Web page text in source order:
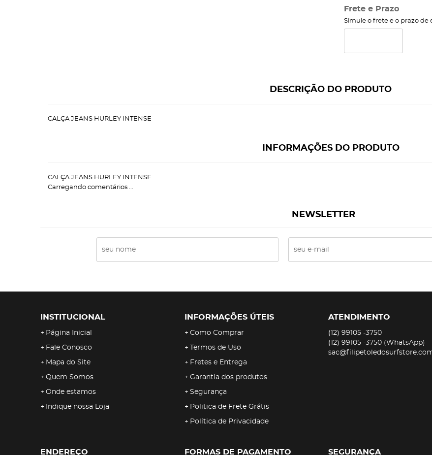
Frete e Prazo
Simule o frete e o prazo de
DESCRIÇÃO DO PRODUTO
CALÇA JEANS HURLEY INTENSE
INFORMAÇÕES DO PRODUTO
CALÇA JEANS HURLEY INTENSE
Carregando comentários ...
NEWSLETTER
INSTITUCIONAL
Página Inicial
Fale Conosco
Mapa do Site
Quem Somos
Onde estamos
Indique nossa Loja
INFORMAÇÕES ÚTEIS
Como Comprar
Termos de Uso
Fretes e Entrega
Garantia dos produtos
Segurança
Politica de Frete Grátis
Política de Privacidade
ATENDIMENTO
(12) 99105 -3750
(12) 99105 -3750 (WhatsApp)
ENDEREÇO FORMAS DE PAGAMENTO SEGURANÇA